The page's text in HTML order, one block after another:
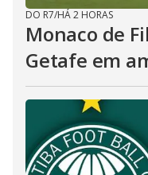
DO R7/HÁ 2 HORAS
Monaco de
Getafe em